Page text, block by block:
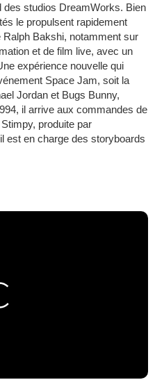
des studios DreamWorks. Bien
le propulsent rapidement
Bakshi, notamment sur
et de film live, avec un
expérience nouvelle qui
Space Jam, soit la
Jordan et Bugs Bunny,
il arrive aux commandes de
produite par
est en charge des storyboards